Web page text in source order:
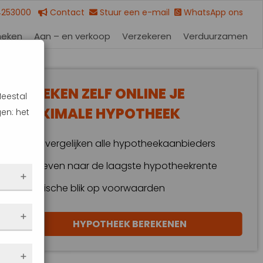
Contact Stuur een e-mail WhatsApp ons
Aan – en verkoop Verzekeren Verduurzamen
BEREKEN ZELF ONLINE JE
MAXIMALE HYPOTHEEK
Wij vergelijken alle hypotheekaanbieders
Streven naar de laagste hypotheekrente
Kritische blik op voorwaarden
HYPOTHEEK BEREKENEN
het